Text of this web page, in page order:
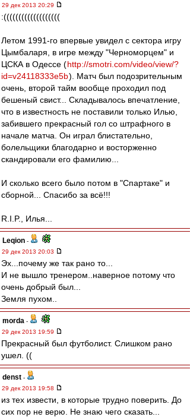
29 дек 2013 20:29
:(((((((((((((((((((
Летом 1991-го впервые увидел с сектора игру
Цымбаларя, в игре между "Черноморцем" и
ЦСКА в Одессе (http://smotri.com/video/view/?
id=v24118333e5b). Матч был подозрительным
очень, второй тайм вообще проходил под
бешеный свист... Складывалось впечатление,
что в известность не поставили только Илью,
забившего прекрасный гол со штрафного в
начале матча. Он играл блистательно,
болельщики благодарно и восторженно
скандировали его фамилию...
И сколько всего было потом в "Спартаке" и
сборной... Спасибо за всё!!!
R.I.P., Илья...
Leqion -
29 дек 2013 20:03
Эх...почему же так рано то...
И не вышло тренером..наверное потому что
очень добрый был...
Земля пухом..
morda -
29 дек 2013 19:59
Прекрасный был футболист. Слишком рано
ушел. ((
denst -
29 дек 2013 19:58
из тех извести, в которые трудно поверить. До
сих пор не верю. Не знаю чего сказать...